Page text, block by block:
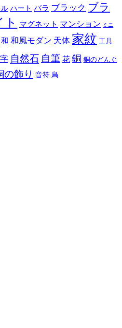
ハート バラ ブラック ブラ
ト マグネット マンション ミニ
和 和風モダン 天体 家紋 工具
自然石 自筆 花 銅 銅のどんぐ
の飾り 音符 鳥